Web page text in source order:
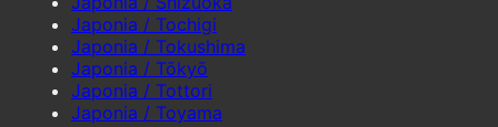
Japonia / Tochigi
Japonia / Tokushima
Japonia / Tōkyō
Japonia / Tottori
Japonia / Toyama